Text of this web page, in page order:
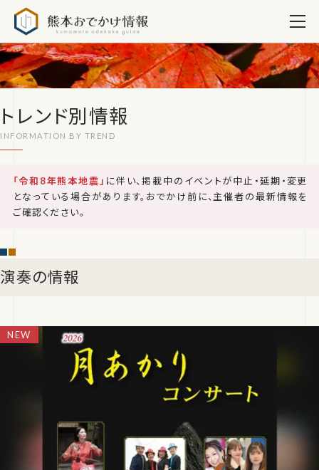
トレンド別情報
「令和8年熊本地震」 に伴い、掲載中のイベントが中止・延期・変更
となっている場合があります。おでかけ前に、主催者の最新情報を
ご確認ください。
演奏の情報